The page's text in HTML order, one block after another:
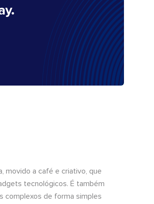
movido a café e criativo, que
tecnológicos. É também
complexos de forma simples